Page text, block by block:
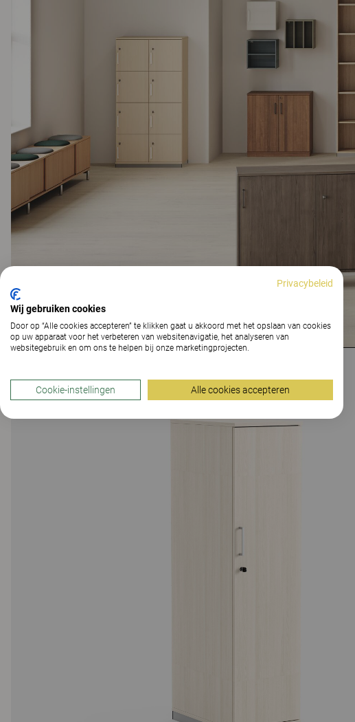
Privacybeleid
Wij gebruiken cookies
Door op “Alle cookies accepteren” te klikken gaat u akkoord met het opslaan van cookies
op uw apparaat voor het verbeteren van websitenavigatie, het analyseren van
websitegebruik en om ons te helpen bij onze marketingprojecten.
Cookie-instellingen Alle cookies accepteren